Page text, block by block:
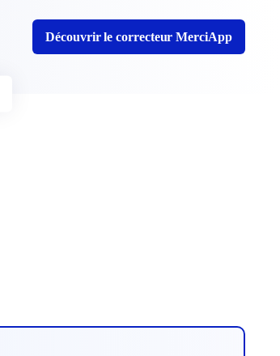
Découvrir le correcteur MerciApp